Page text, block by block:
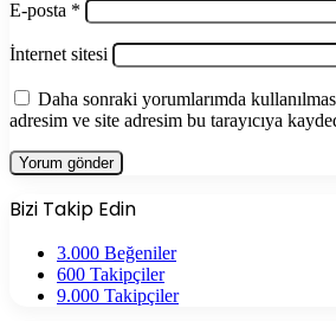
E-posta *
İnternet sitesi
Daha sonraki yorumlarımda
adresim ve site adresim bu tarayıcıya
Bizi Takip Edin
3.000 Beğeniler
600 Takipçiler
9.000 Takipçiler